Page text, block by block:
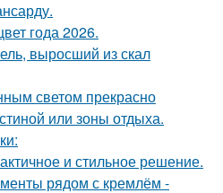
года 2026.
выросший из скал
светом прекрасно
или зоны отдыха.
и стильное решение.
рядом с кремлём -